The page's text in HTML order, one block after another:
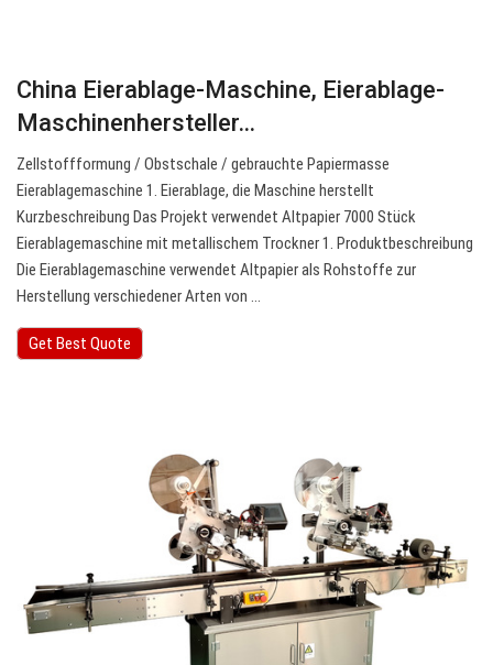
China Eierablage-Maschine, Eierablage-
Maschinenhersteller…
Zellstoffformung / Obstschale / gebrauchte Papiermasse
Eierablagemaschine 1. Eierablage, die Maschine herstellt
Kurzbeschreibung Das Projekt verwendet Altpapier 7000 Stück
Eierablagemaschine mit metallischem Trockner 1. Produktbeschreibung
Die Eierablagemaschine verwendet Altpapier als Rohstoffe zur
Herstellung verschiedener Arten von …
Get Best Quote